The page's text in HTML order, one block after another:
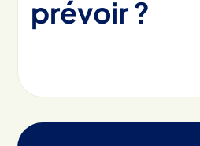
prévoir ?